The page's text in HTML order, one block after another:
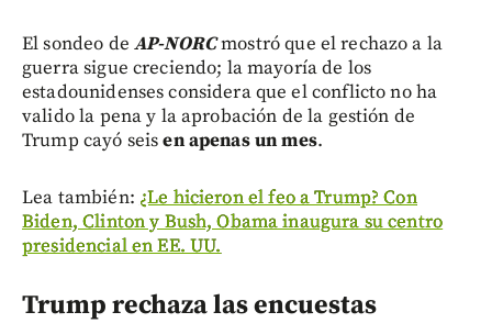
El sondeo de AP-NORCmostró que el rechazo a la
guerra sigue creciendo; la mayoría de los
estadounidenses considera que el conflicto no ha
valido la pena y la aprobación de la gestión de
Trump cayó seisen apenas un mes.
Lea también: ¿Le hicieron el feo a Trump? Con
Biden, Clinton y Bush, Obama inaugura su centro
presidencial en EE. UU.
Trump rechaza las encuestas